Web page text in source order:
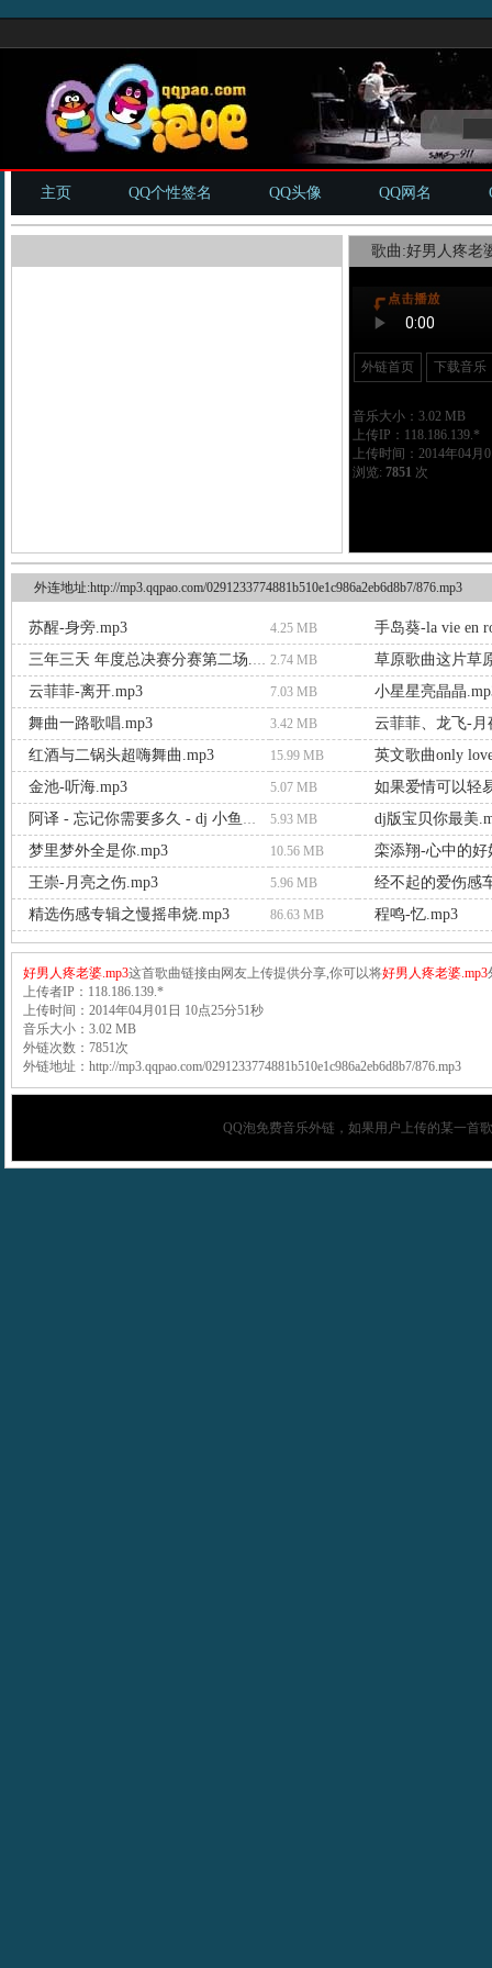
主页 QQ个性签名 QQ头像 QQ网名
歌曲:好男人疼老
外链首页 下载音乐
音乐大小：3.02 MB
上传IP：118.186.139.*
上传时间：2014年04月
浏览: 7851 次
外连地址:http://mp3.qqpao.com/0291233774881b510e1c986a2eb6d8b7/876.mp3
苏醒-身旁.mp3 4.25 MB 手岛葵-la vie en
三年三天 年度总决赛分赛第二场.mp3 2.74 MB
草原歌曲这片草
云菲菲-离开.mp3
7.03 MB
小星星亮晶晶
舞曲一路歌唱.mp3
3.42 MB
云菲菲、龙飞-月
红酒与二锅头超嗨舞曲.mp3
15.99 MB
英文歌曲only
金池-听海.mp3
5.07 MB
阿译 - 忘记你需要多久 - dj 小鱼儿 extended mix.mp3 5.93 MB
dj版宝贝你最美
梦里梦外全是你.mp3
10.56 MB
栾添翔-心中的好
王崇-月亮之伤.mp3
5.96 MB
经不起的爱伤感
精选伤感专辑之慢摇串烧.mp3
86.63 MB 程鸣-忆.mp3
好男人疼老婆.mp3这首歌曲链接由网友上传提供分享,你可以将好男人疼老婆.mp3
上传者IP：118.186.139.*
上传时间：2014年04月01日 10点25分51秒
音乐大小：3.02 MB
外链次数：7851次
外链地址：http://mp3.qqpao.com/0291233774881b510e1c986a2eb6d8b7/876.mp3
QQ泡免费音乐外链，如果用户上传的某一首